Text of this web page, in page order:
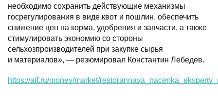
необходимо сохранить действующие механизмы
госрегулирования в виде квот и пошлин, обеспечить
снижение цен на корма, удобрения и запчасти, а также
стимулировать экономию со стороны
сельхозпроизводителей при закупке сырья
и материалов», — резюмировал Константин Лебедев.
https://aif.ru/money/market/